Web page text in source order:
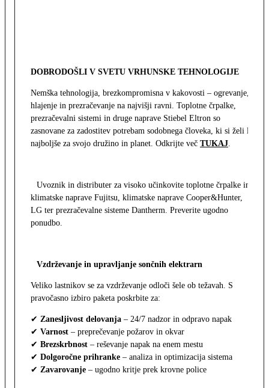
DOBRODOŠLI V SVETU VRHUNSKE TEHNOLOGIJE
Nemška tehnologija, brezkompromisna v kakovosti – ogrevanje,
hlajenje in prezračevanje na najvišji ravni. Toplotne črpalke,
prezračevalni sistemi in druge naprave Stiebel Eltron so
zasnovane za zadostitev potrebam sodobnega človeka, ki si želi le
najboljše za svojo družino in planet. Odkrijte več TUKAJ
Uvoznik in distributer za visoko učinkovite toplotne črpalke in
klimatske naprave Fujitsu, klimatske naprave Cooper&Hunter,
LG ter prezračevalne sisteme Dantherm. Preverite ugodno
ponudbo.
Vzdrževanje in upravljanje sončnih elektrarn
Veliko lastnikov se za vzdrževanje odloči šele ob težavah. S
pravočasno izbiro paketa poskrbite za:
✔ Zanesljivost delovanja – 24/7 nadzor in odpravo napak
✔ Varnost – preprečevanje požarov in okvar
✔ Brezskrbnost – reševanje napak na enem mestu
✔ Dolgoročne prihranke – analiza in optimizacija sistema
✔ Zavarovanje – ugodno kritje prek krovne police